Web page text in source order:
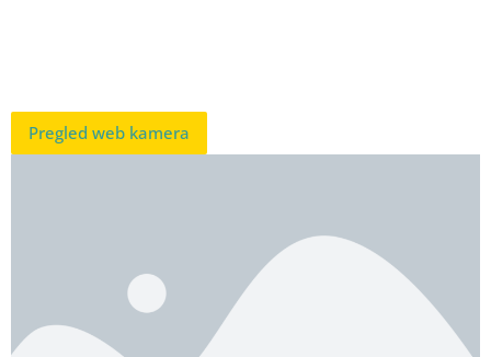
Pregled web kamera